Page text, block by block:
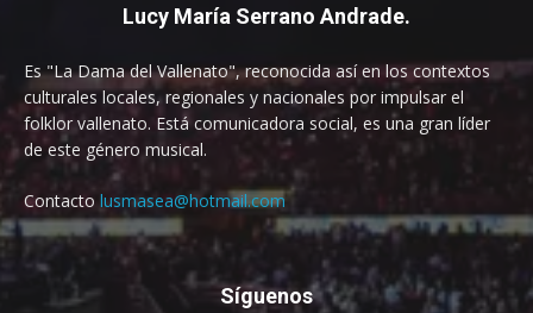
Lucy María Serrano Andrade.
Es "La Dama del Vallenato", reconocida así en los contextos
culturales locales, regionales y nacionales por impulsar el
folklor vallenato. Está comunicadora social, es una gran líder
de este género musical.
Contacto lusmasea@hotmail.com
Síguenos